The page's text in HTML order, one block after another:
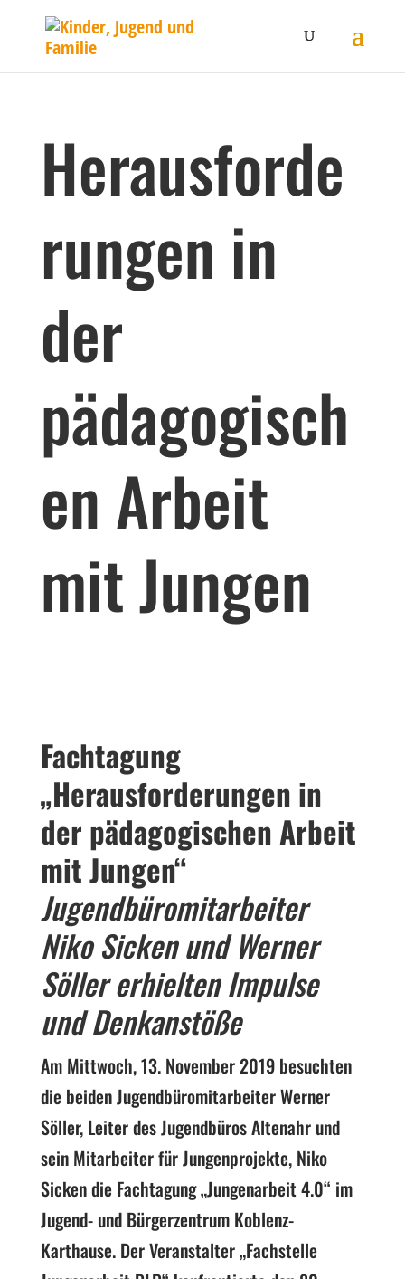
Herausforde
rungen in
der
pädagogisch
en Arbeit
mit Jungen
Fachtagung
„Herausforderungen in
der pädagogischen Arbeit
mit Jungen“
Jugendbüromitarbeiter
Niko Sicken und Werner
Söller erhielten Impulse
und Denkanstöße
Am Mittwoch, 13. November 2019 besuchten
die beiden Jugendbüromitarbeiter Werner
Söller, Leiter des Jugendbüros Altenahr und
sein Mitarbeiter für Jungenprojekte, Niko
Sicken die Fachtagung „Jungenarbeit 4.0“ im
Jugend- und Bürgerzentrum Koblenz-
Karthause. Der Veranstalter „Fachstelle